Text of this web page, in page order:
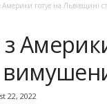
готує на Львівщині
22, 2022